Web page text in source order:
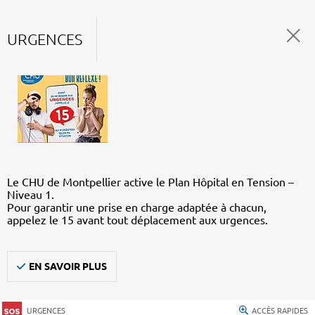
URGENCES
Le CHU de Montpellier active le Plan Hôpital en Tension –
Niveau 1.
Pour garantir une prise en charge adaptée à chacun,
appelez le 15 avant tout déplacement aux urgences.
EN SAVOIR PLUS
URGENCES ACCÈS RAPIDES